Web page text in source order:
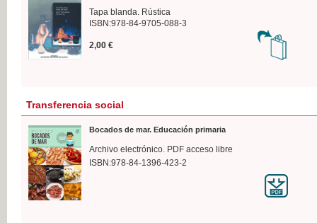
Tapa blanda. Rústica
ISBN:978-84-9705-088-3
2,00 €
Transferencia social
Bocados de mar. Educación primaria
Archivo electrónico. PDF acceso libre
ISBN:978-84-1396-423-2